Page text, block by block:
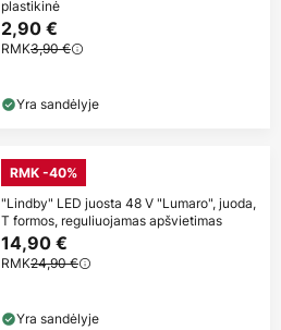
plastikinė
2,90 €
RMK3,90 €
Yra sandėlyje
RMK -40%
"Lindby" LED juosta 48 V "Lumaro", juoda,
T formos, reguliuojamas apšvietimas
14,90 €
RMK24,90 €
Yra sandėlyje